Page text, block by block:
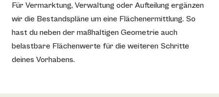
Für Vermarktung, Verwaltung oder Aufteilung ergänzen
wir die Bestandspläne um eine Flächenermittlung. So
hast du neben der maßhaltigen Geometrie auch
belastbare Flächenwerte für die weiteren Schritte
deines Vorhabens.